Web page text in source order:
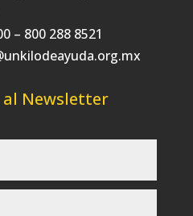
– 800 288 8521
al Newsletter